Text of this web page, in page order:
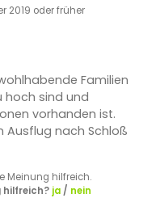
2019 oder früher
Familien
hoch sind und
vorhanden ist.
Ausflug nach Schloß
Meinung hilfreich.
hilfreich? ja/ nein